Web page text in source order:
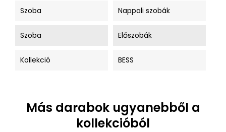
Szoba Nappali szobák
Szoba Előszobák
Kollekció BESS
Más darabok ugyanebből a
kollekcióból